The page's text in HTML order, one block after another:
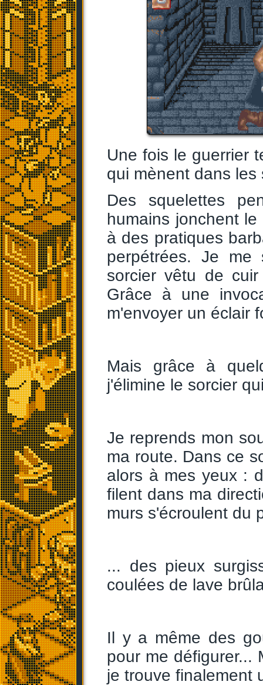
Une fois le guerrier
qui mènent dans
Des squelettes
humains jonchent
à des pratiques
perpétrées. Je
sorcier vêtu de
Grâce à une
m'envoyer un éclair
Mais grâce à
j'élimine le sorcier
Je reprends mon
ma route. Dans ce
alors à mes yeux :
filent dans ma
murs s'écroulent du
... des pieux
coulées de lave
Il y a même des
pour me défigurer...
je trouve finalement